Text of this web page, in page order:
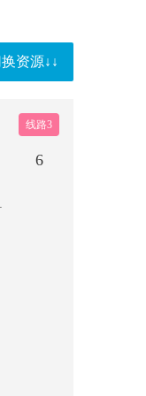
资源↓↓
线路3
6